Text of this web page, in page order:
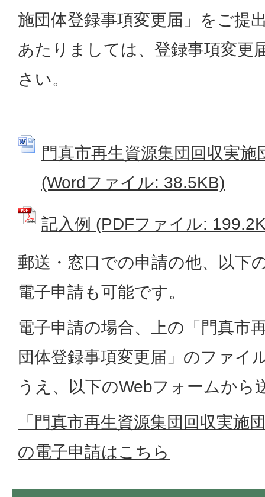
施団体登録事項変更届」をご提
あたりましては、登録事項変更
さい。
門真市再生資源集団回収実施
(Wordファイル: 38.5KB)
記入例 (PDFファイル:
郵送・窓口での申請の他、以下
電子申請も可能です。
電子申請の場合、上の「門真市
団体登録事項変更届」のファイ
うえ、以下のWebフォームから
「門真市再生資源集団回収実施
の電子申請はこちら